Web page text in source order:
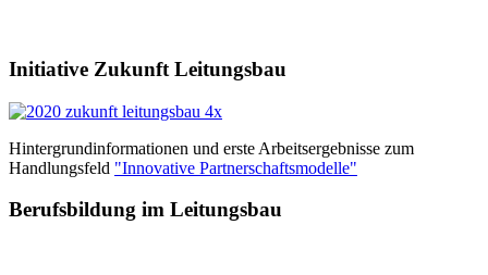
Initiative Zukunft Leitungsbau
Hintergrundinformationen und erste Arbeitsergebnisse zum
Handlungsfeld "Innovative Partnerschaftsmodelle"
Berufsbildung im Leitungsbau